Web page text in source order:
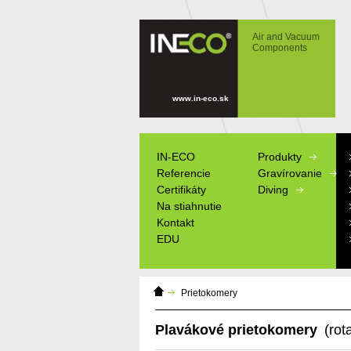
Plavákové prietokomery (rotameter,
rotametre) La Tecnica Fluidi na malý,
Air and Vacuum
Components
www.in-eco.sk
Domáca
stránka
Prietokomery
Plavákové prietokomery
IN-ECO
Referencie
Certifikáty
Na stiahnutie
Kontakt
EDU
Produkty
Gravírovanie
Diving
Informačné
Modely
Reklamné